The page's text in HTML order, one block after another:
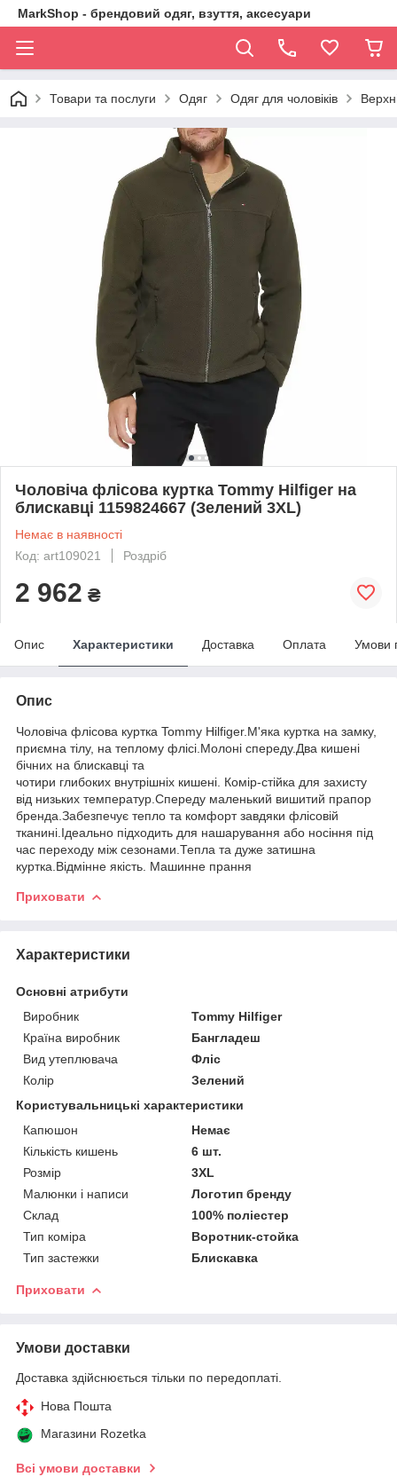
MarkShop - брендовий одяг, взуття, аксесуари
Товари та послуги Одяг Одяг для чоловіків
Чоловіча флісова куртка Tommy Hilfiger на
блискавці 1159824667 (Зелений 3XL)
Немає в наявності
Код: art109021
Роздріб
2 962 ₴
Опис Характеристики Доставка Оплата Умови
Опис
Чоловіча флісова куртка Tommy Hilfiger.М'яка куртка на замку,
приємна тілу, на теплому флісі.Молоні спереду.Два кишені
бічних на блискавці та
чотири глибоких внутрішніх кишені. Комір-стійка для захисту
від низьких температур.Спереду маленький вишитий прапор
бренда.Забезпечує тепло та комфорт завдяки флісовій
тканині.Ідеально підходить для нашарування або носіння під
час переходу між сезонами.Тепла та дуже затишна
куртка.Відмінне якість. Машинне прання
Приховати
Характеристики
Основні атрибути
Виробник
Tommy Hilfiger
Країна виробник
Бангладеш
Вид утеплювача
Фліс
Колір
Зелений
Користувальницькі характеристики
Капюшон
Немає
Кількість кишень
6 шт.
Розмір
3XL
Малюнки і написи
Логотип бренду
Склад
100% поліестер
Тип коміра
Воротник-стойка
Тип застежки
Блискавка
Приховати
Умови доставки
Доставка здійснюється тільки по передоплаті.
Нова Пошта
Магазини Rozetka
Всі умови доставки